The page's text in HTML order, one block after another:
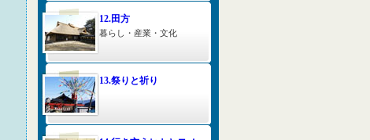
12.田方
暮らし・産業・文化
13.祭りと祈り